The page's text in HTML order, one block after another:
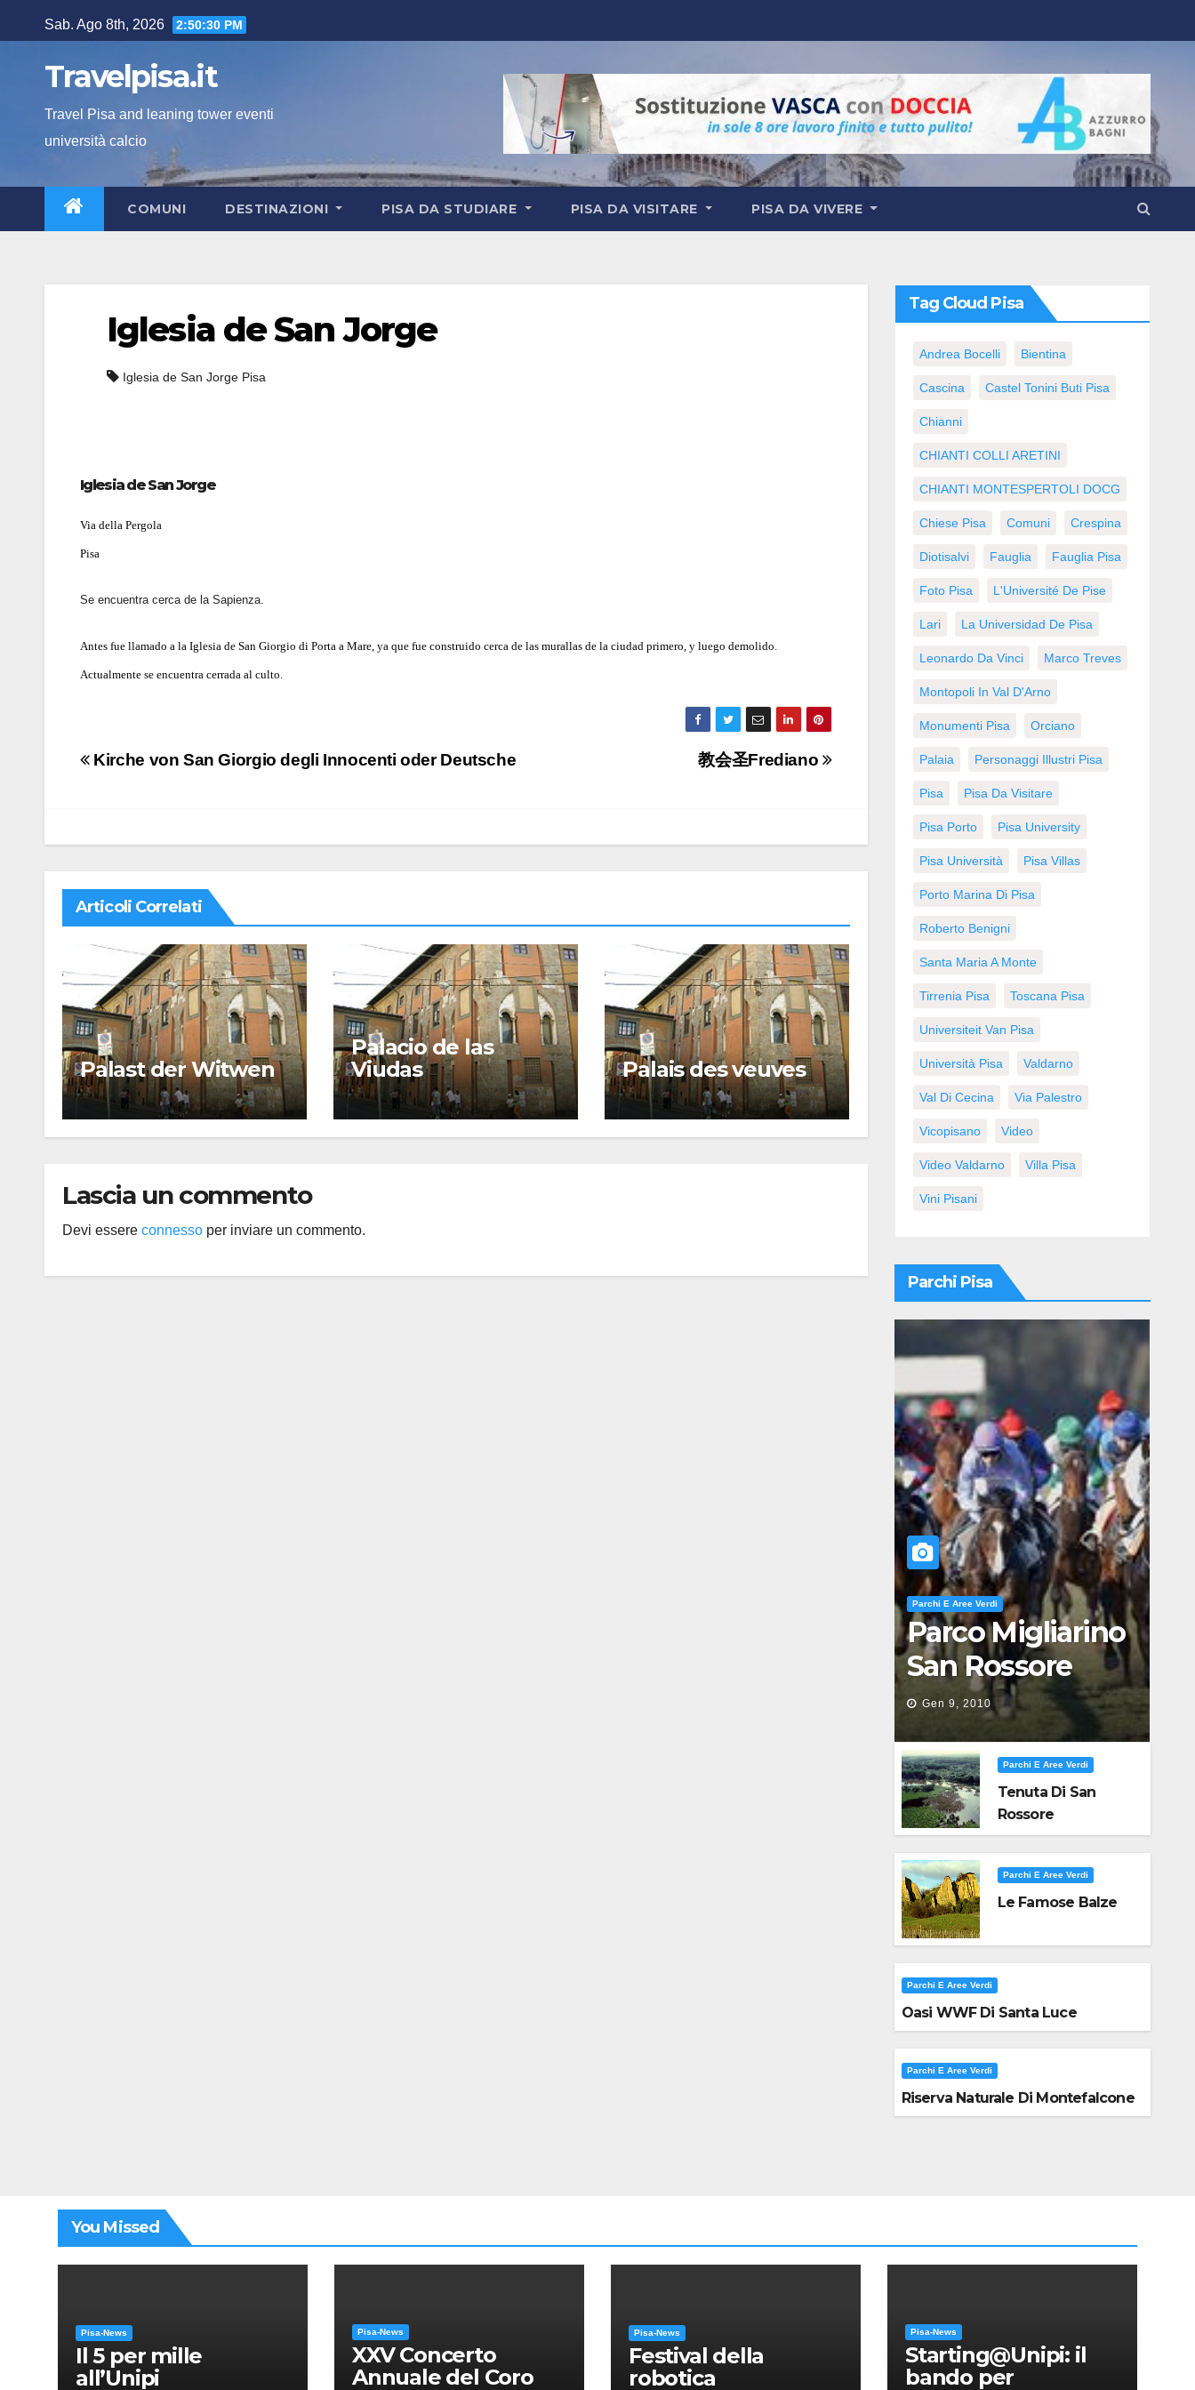
al
contenuto
Sab. Ago 8th, 2026 2:50:31 PM
Travelpisa.it
Travel Pisa and leaning tower eventi
università calcio
COMUNI DESTINAZIONI PISA DA STUDIARE PISA DA VISITARE PISA DA VIVERE
Iglesia de San Jorge
Iglesia de San Jorge Pisa
Iglesia de San Jorge
Via della Pergola
Pisa
Se encuentra cerca de la Sapienza.
Antes fue llamado a la Iglesia de San Giorgio di Porta a Mare, ya que fue construido cerca de las murallas de la ciudad primero, y luego demolido.
Actualmente se encuentra cerrada al culto.
Navigazione
教会圣Frediano
Kirche von San Giorgio degli Innocenti oder Deutsche
Articoli Correlati
Palast der Witwen
Palacio de las
Viudas
Palais des veuves
Lascia un commento
Devi essere connesso per inviare un commento.
Tag Cloud Pisa
Andrea Bocelli Bientina
Cascina Castel Tonini Buti Pisa
Chianni
CHIANTI COLLI ARETINI
CHIANTI MONTESPERTOLI DOCG
Chiese Pisa Comuni Crespina
Diotisalvi Fauglia Fauglia Pisa
Foto Pisa L'Université De Pise
Lari La Universidad De Pisa
Leonardo Da Vinci Marco Treves
Montopoli In Val D'Arno
Monumenti Pisa Orciano
Palaia Personaggi Illustri Pisa
Pisa Pisa Da Visitare
Pisa Porto Pisa University
Pisa Università Pisa Villas
Porto Marina Di Pisa
Roberto Benigni
Santa Maria A Monte
Tirrenia Pisa Toscana Pisa
Universiteit Van Pisa
Università Pisa Valdarno
Val Di Cecina Via Palestro
Vicopisano Video
Video Valdarno Villa Pisa
Vini Pisani
Parchi Pisa
Parchi E Aree Verdi
Parco Migliarino
San Rossore
Massaciuccoli
Gen 9, 2010
Parchi E Aree Verdi
Tenuta Di San
Rossore
Parchi E Aree Verdi
Le Famose Balze
Parchi E Aree Verdi
Oasi WWF Di Santa Luce
Parchi E Aree Verdi
Riserva Naturale Di Montefalcone
You Missed
Pisa-News
Il 5 per mille
all’Unipi
Pisa-News
XXV Concerto
Annuale del Coro
Pisa-News
Festival della
robotica
Pisa-News
Starting@Unipi: il
bando per